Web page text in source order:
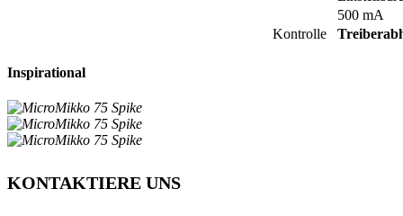
500 mA
Kontrolle
Inspirational
KONTAKTIERE UNS